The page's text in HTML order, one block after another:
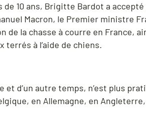
10 ans, Brigitte Bardot a
Macron, le Premier ministre
de la chasse à courre en France,
à l’aide de chiens.
d’un autre temps, n’est plus
en Allemagne, en Angleterre,